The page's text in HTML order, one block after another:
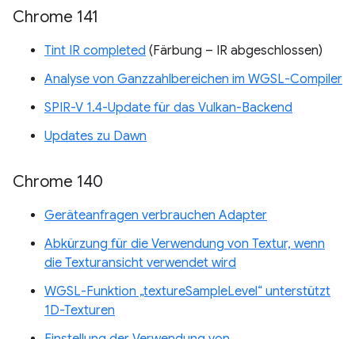
Chrome 141
Tint IR completed (Färbung – IR abgeschlossen)
Analyse von Ganzzahlbereichen im WGSL-Compiler
SPIR-V 1.4-Update für das Vulkan-Backend
Updates zu Dawn
Chrome 140
Geräteanfragen verbrauchen Adapter
Abkürzung für die Verwendung von Textur, wenn
die Texturansicht verwendet wird
WGSL-Funktion „textureSampleLevel“ unterstützt
1D-Texturen